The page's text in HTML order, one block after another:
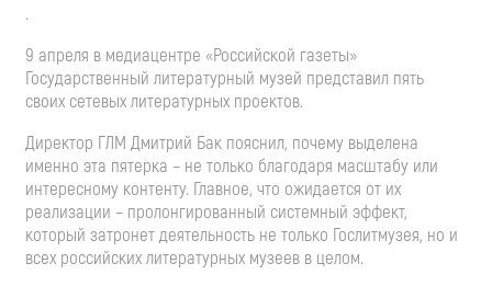
.
9 апреля в медиацентре «Российской газеты»
Государственный литературный музей представил пять
своих сетевых литературных проектов.
Директор ГЛМ Дмитрий Бак пояснил, почему выделена
именно эта пятерка – не только благодаря масштабу или
интересному контенту. Главное, что ожидается от их
реализации – пролонгированный системный эффект,
который затронет деятельность не только Гослитмузея, но и
всех российских литературных музеев в целом.